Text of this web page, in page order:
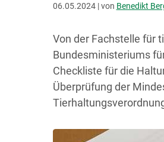
06.05.2024 | von Benedikt
Von der Fachstelle für
Bundesministeriums
Checkliste für die
Überprüfung der